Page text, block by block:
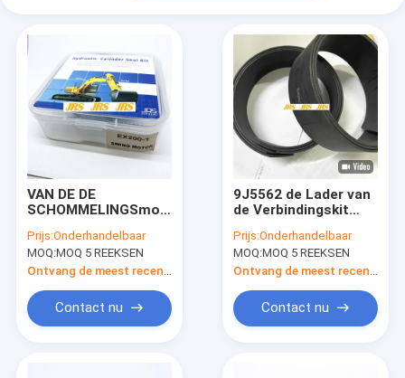
VAN DE DE
SCHOMMELINGSmotor
VAN DE DE
VERBINDINGSuitrusting
VAN HET DE
HYDRAULISCHE
POMPcentrum VAN
DE DE
GEZAMENLIJKE VAN
Prijs:Onderhandelbaar
MOQ:MOQ 5 REEKSEN
Contact nu
9J5562 de Lader van
de Verbindingskit
van de reismotor
Prijs:Onderhandelbaar
MOQ:MOQ 5 REEKSEN
Contact nu